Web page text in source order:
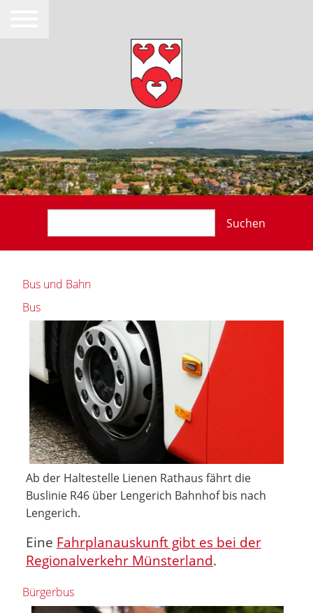
Suchen
Bus und Bahn
Bus
Ab der Haltestelle Lienen Rathaus fährt die
Buslinie R46 über Lengerich Bahnhof bis nach
Lengerich.
Eine Fahrplanauskunft gibt es bei der
Regionalverkehr Münsterland.
Bürgerbus